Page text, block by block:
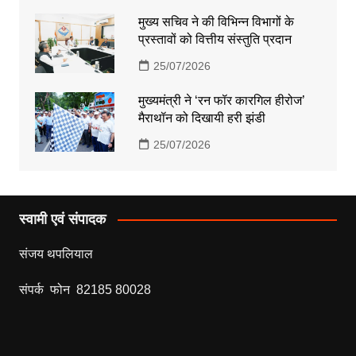
मुख्य सचिव ने की विभिन्न विभागों के
प्रस्तावों को वित्तीय संस्तुति प्रदान
25/07/2026
मुख्यमंत्री ने ‘रन फॉर कारगिल हीरोज’
मैराथॉन को दिखायी हरी झंडी
25/07/2026
स्वामी एवं संपादक
संजय थपलियाल
संपर्क फोन 82185 80028